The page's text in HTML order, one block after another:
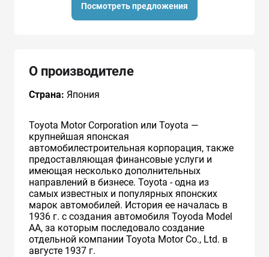
Посмотреть предложения
О производителе
Страна: Япония
Toyota Motor Corporation или Toyota —
крупнейшая японская
автомобилестроительная корпорация, также
предоставляющая финансовые услуги и
имеющая несколько дополнительных
направлений в бизнесе. Toyota - одна из
самых известных и популярных японских
марок автомобилей. История ее началась в
1936 г. с создания автомобиля Toyoda Model
AA, за которым последовало создание
отдельной компании Toyota Motor Co., Ltd. в
августе 1937 г.